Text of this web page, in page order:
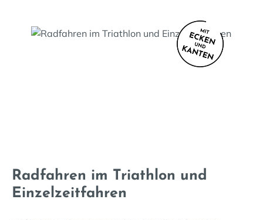
Bildergalerie überspringen
Radfahren im Triathlon und
Einzelzeitfahren